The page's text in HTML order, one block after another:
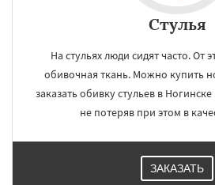
Стулья
На стульях люди сидят часто. От
обивочная ткань. Можно купить
заказать обивку стульев в
не потеряв при этом в
ЗАКАЗАТЬ